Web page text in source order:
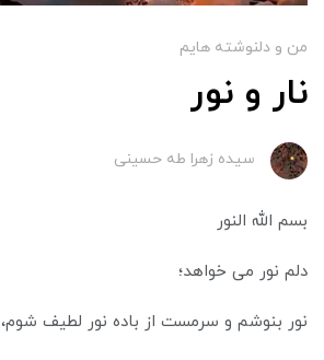
من و دلنوشته هایم
نار و نور
سیده زهرا طه حسینی
بسم الله النور
دلم نور می خواهد؛
نور بنوشم و سرمست از باده نور لطیف شوم،